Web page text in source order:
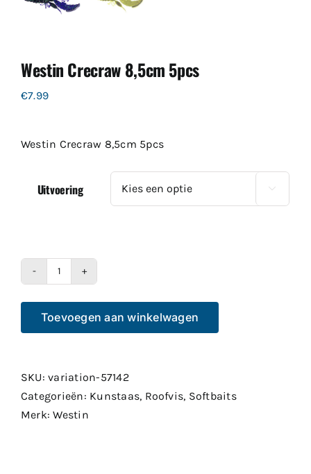
Westin Crecraw 8,5cm 5pcs
€7.99
Westin Crecraw 8,5cm 5pcs
Uitvoering 
8,5cm
5pcs
Toevoegen aan winkelwagen
SKU:variation-57142
Categorieën: Kunstaas, Roofvis, Softbaits
Merk:Westin